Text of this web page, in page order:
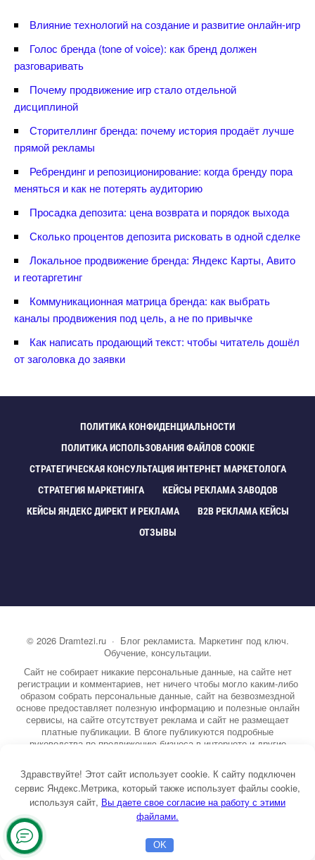
лияние технологий на создание и развитие онлайн-игр
Голос бренда (tone of voice): как бренд должен
разговаривать
Почему продвижение игр стало отдельной
дисциплиной
Сторителлинг бренда: почему история продаёт лучше
прямой рекламы
Ребрендинг и репозиционирование: когда бренду пора
меняться и как не потерять аудиторию
Просадка депозита: цена возврата и порядок выхода
Сколько процентов депозита рисковать в одной сделке
Локальное продвижение бренда: Яндекс Карты, Авито
и геотаргетин
Коммуникационная матрица бренда: как выбрать
каналы продвижения под цель, а не по привычке
Как написать продающий текст: чтобы читатель дошёл
от заголовка до заявки
ПОЛИТИКА КОНФИДЕНЦИАЛЬНОСТИ
ПОЛИТИКА ИСПОЛЬЗОВАНИЯ ФАЙЛОВ COOKIE
СТРАТЕГИЧЕСКАЯ КОНСУЛЬТАЦИЯ ИНТЕРНЕТ МАРКЕТОЛОГА
СТРАТЕГИЯ МАРКЕТИНГА
КЕЙСЫ РЕКЛАМА ЗАВОДО
КЕЙСЫ ЯНДЕКС ДИРЕКТ И РЕКЛАМА
B2B РЕКЛАМА КЕЙСЫ
ОТЗЫВЫ
© 2026 Dramtezi.ru· Блог рекламиста. Маркетинг под ключ.
Обучение, консультации.
Сайт не собирает никакие персональные данные, на сайте нет
регистрации и комментариев, нет ничего чтобы могло каким-либо
образом собрать персональные данные, сайт на безвозмездной
основе предоставляет полезную информацию и полезные онлайн
сервисы, на сайте отсутствует реклама и сайт не размещает
платные публикации. В блоге публикуются подробные
руководства по продвижению бизнеса в интернете и другие
информацию о маркетинге, рекламе, копирайтинге и другие темы.
На сайте опубликовано более 3000 статей.
Тема от GoodwinPress.ru
Здравствуйте! Этот сайт использует cookie. К сайту подключен
сервис Яндекс.Метрика, который также использует файлы cookie,
используя сайт, ы даете свое согласие на работу с этими
файлами.
OK
Оставьте
заявку